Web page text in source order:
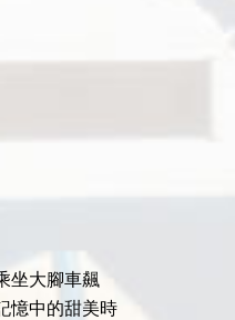
坐大腳車飆
憶中的甜美時